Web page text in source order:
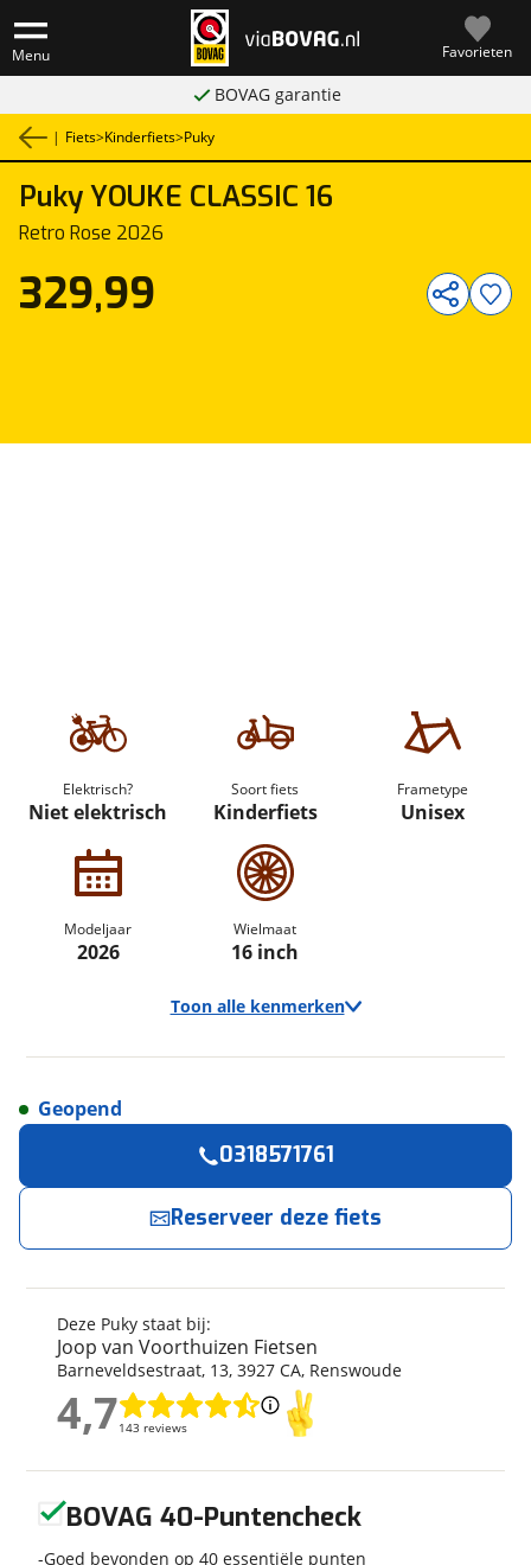
Menu Favorieten
BOVAG garantie
| Fiets>Kinderfiets>Puky
PukyYOUKE CLASSIC 16
Retro Rose 2026
Elektrisch?
Niet elektrisch
Soort fiets
Kinderfiets
Frametype
Unisex
Modeljaar
2026
Wielmaat
16 inch
Toon alle kenmerken
YOUKE CLASSIC 16
Modeljaar
2026
Wielmaat
16 inch
Nieuw of occasion
Nieuw
Fabriekskleur Retro Rose
329,99
Deze Puky staat bij:
Joop van Voorthuizen Fietsen
Barneveldsestraat, 13, 3927 CA, Renswoude
4,7143 reviews
4,7
Geopend
0318571761
Reserveer deze fiets
Reserveernu!
Joop van Voorthuizen Fietsen neemt snel
contact met je op.
Naam
E-mailadres
Telefoonnummer (optioneel)
BOVAG 40-Puntencheck
Goed bevonden op 40 essentiële punten